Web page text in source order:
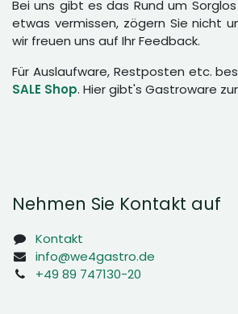
Bei uns gibt es das Rund um
etwas vermissen, zögern Sie nicht
wir freuen uns auf Ihr Feedback.
Für Auslaufware, Restposten etc.
SALE Shop. Hier gibt's Gastroware
Nehmen Sie Kontakt auf
Kontakt
info@we4gastro.de
+49 89 747130-20